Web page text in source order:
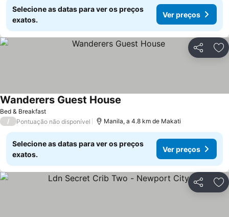
Selecione as datas para ver os preços
exatos.
Ver preços
Partilhar
Bed & Breakfast
Wanderers Guest House
/ Pontuação não disponível Manila, a 4.8 km de Makati
Selecione as datas para ver os preços
exatos.
Ver preços
Partilhar